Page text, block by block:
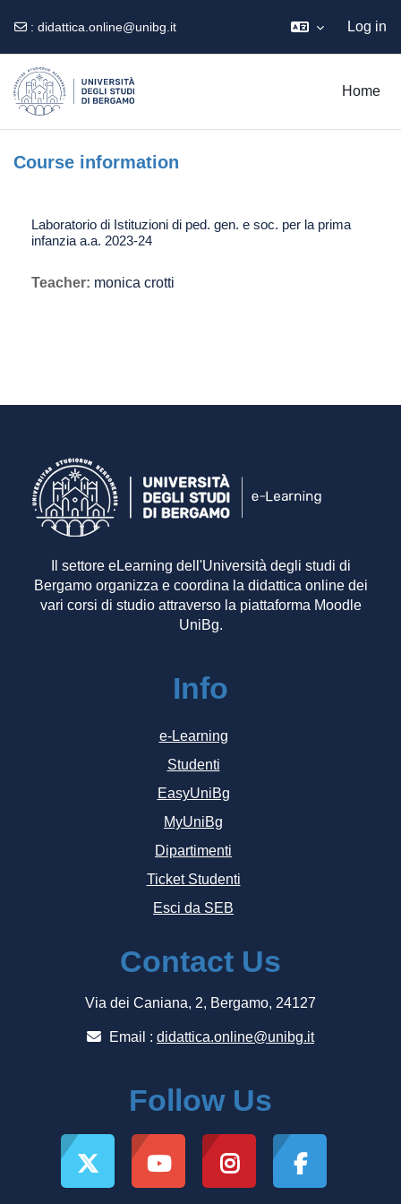
: didattica.online@unibg.it Log in
Home
Course information
Laboratorio di Istituzioni di ped. gen. e soc. per la prima
infanzia a.a. 2023-24
Teacher: monica crotti
Il settore eLearning dell'Università degli studi di
Bergamo organizza e coordina la didattica online dei
vari corsi di studio attraverso la piattaforma Moodle
UniBg.
Info
e-Learning
Studenti
EasyUniBg
MyUniBg
Dipartimenti
Ticket Studenti
Esci da SEB
Contact Us
Via dei Caniana, 2, Bergamo, 24127
Email : didattica.online@unibg.it
Follow Us